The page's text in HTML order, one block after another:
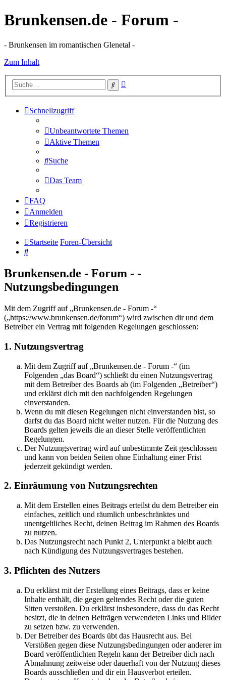
Brunkensen.de - Forum -
- Brunkensen im romantischen Glenetal -
Zum Inhalt
Suche
Schnellzugriff
Unbeantwortete Themen
Aktive Themen
Suche
Das Team
FAQ
Anmelden
Registrieren
Startseite Foren-Übersicht
Suche
Brunkensen.de - Forum - -
Nutzungsbedingungen
Mit dem Zugriff auf „Brunkensen.de - Forum -“
(„https://www.brunkensen.de/forum“) wird zwischen dir und dem
Betreiber ein Vertrag mit folgenden Regelungen geschlossen:
1. Nutzungsvertrag
Mit dem Zugriff auf „Brunkensen.de - Forum -“ (im
Folgenden „das Board“) schließt du einen Nutzungsvertrag
mit dem Betreiber des Boards ab (im Folgenden „Betreiber“)
und erklärst dich mit den nachfolgenden Regelungen
einverstanden.
Wenn du mit diesen Regelungen nicht einverstanden bist, so
darfst du das Board nicht weiter nutzen. Für die Nutzung des
Boards gelten jeweils die an dieser Stelle veröffentlichten
Regelungen.
Der Nutzungsvertrag wird auf unbestimmte Zeit geschlossen
und kann von beiden Seiten ohne Einhaltung einer Frist
jederzeit gekündigt werden.
2. Einräumung von Nutzungsrechten
Mit dem Erstellen eines Beitrags erteilst du dem Betreiber ein
einfaches, zeitlich und räumlich unbeschränktes und
unentgeltliches Recht, deinen Beitrag im Rahmen des Boards
zu nutzen.
Das Nutzungsrecht nach Punkt 2, Unterpunkt a bleibt auch
nach Kündigung des Nutzungsvertrages bestehen.
3. Pflichten des Nutzers
Du erklärst mit der Erstellung eines Beitrags, dass er keine
Inhalte enthält, die gegen geltendes Recht oder die guten
Sitten verstoßen. Du erklärst insbesondere, dass du das Recht
besitzt, die in deinen Beiträgen verwendeten Links und Bilder
zu setzen bzw. zu verwenden.
Der Betreiber des Boards übt das Hausrecht aus. Bei
Verstößen gegen diese Nutzungsbedingungen oder anderer im
Board veröffentlichten Regeln kann der Betreiber dich nach
Abmahnung zeitweise oder dauerhaft von der Nutzung dieses
Boards ausschließen und dir ein Hausverbot erteilen.